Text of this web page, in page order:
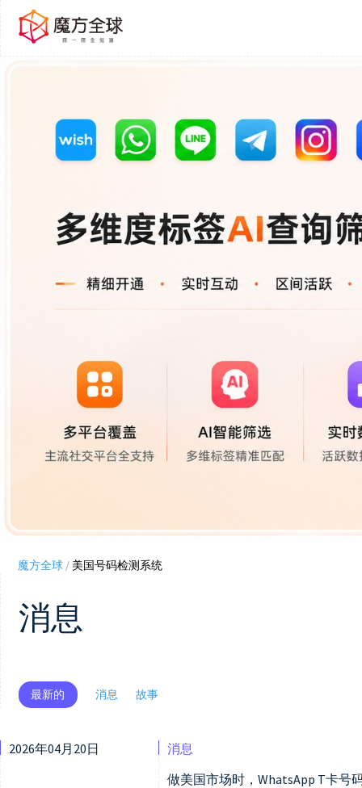
魔方全球/ 美国号码检测系统
消息
最新的 消息 故事
2026年04月20日
消息
做美国市场时，WhatsApp T卡号